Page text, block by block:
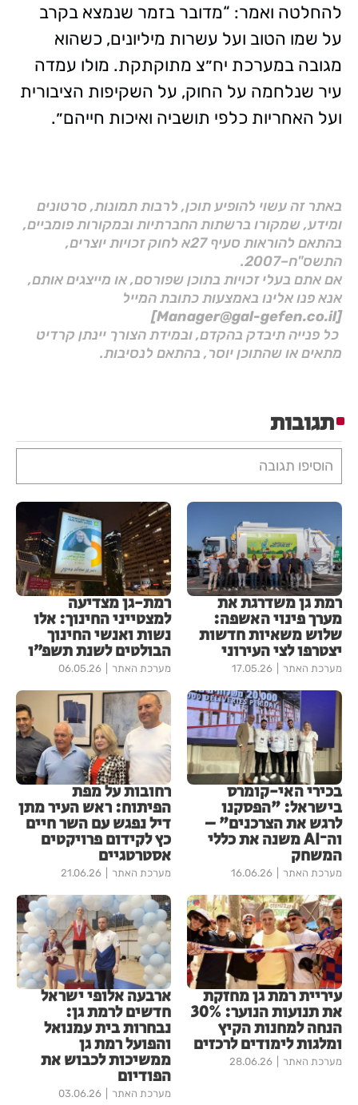
להחלטה ואמר: “מדובר בזמר שנמצא בקרב
על שמו הטוב ועל עשרות מיליונים, כשהוא
מגובה במערכת יח״צ מתוקתקת. מולו עמדה
עיר שנלחמה על החוק, על השקיפות הציבורית
ועל האחריות כלפי תושביה ואיכות חייהם״.
באתר זה עשוי להופיע תוכן, לרבות תמונות, סרטונים
ומידע, שמקורו ברשתות החברתיות ובמקורות פומביים,
בהתאם להוראות סעיף 27א לחוק זכויות יוצרים,
התשס"ח–2007.
אם אתם בעלי זכויות בתוכן שפורסם, או מייצגים אותם,
אנא פנו אלינו באמצעות כתובת המייל
[Manager@gal-gefen.co.il]
כל פנייה תיבדק בהקדם, ובמידת הצורך יינתן קרדיט
מתאים או שהתוכן יוסר, בהתאם לנסיבות.
תגובות
הוסיפו תגובה
רמת גן משדרגת את
מערך פינוי האשפה:
שלוש משאיות חדשות
יצטרפו לצי העירוני
מערכת האתר 17.05.26
רמת-גן מצדיעה
למצטייני החינוך: אלו
נשות ואנשי החינוך
הבולטים לשנת תשפ״ו
מערכת האתר 06.05.26
בכירי האי-קומרס
בישראל: "הפסקנו
לרגש את הצרכנים" –
וה־AI משנה את כללי
המשחק
מערכת האתר 16.06.26
רחובות על מפת
הפיתוח: ראש העיר מתן
דיל נפגש עם השר חיים
כץ לקידום פרויקטים
אסטרטגיים
מערכת האתר 21.06.26
עיריית רמת גן מחזקת
את תנועות הנוער: 30%
הנחה למחנות הקיץ
ומלגות לימודים לרכזים
מערכת האתר 28.06.26
ארבעה אלופי ישראל
חדשים לרמת גן:
נבחרות בית עמנואל
והפועל רמת גן
ממשיכות לכבוש את
הפודיום
מערכת האתר 03.06.26